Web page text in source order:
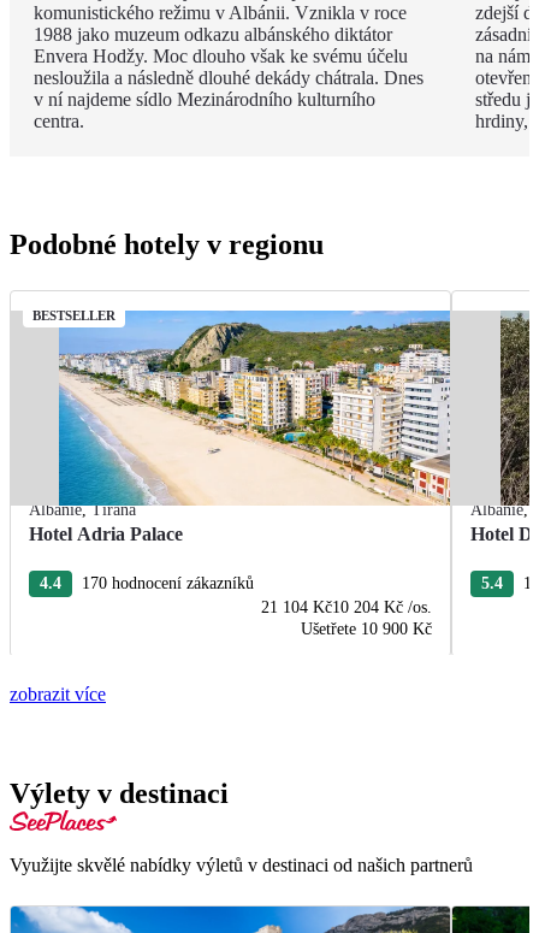
komunistického režimu v Albánii. Vznikla v roce
1988 jako muzeum odkazu albánského diktátor
Envera Hodžy. Moc dlouho však ke svému účelu
nesloužila a následně dlouhé dekády chátrala. Dnes
v ní najdeme sídlo Mezinárodního kulturního
centra.
zdejší
na
středu
hrdiny,
Podobné hotely v regionu
BESTSELLER
Albánie,Tirana
Hotel Adria Palace
4.4
170 hodnocení zákazníků
21 104 Kč10 204 Kč /os.
Ušetřete 10 900 Kč
Albánie,
Hotel
5.4
zobrazit více
Výlety v destinaci
Využijte skvělé nabídky výletů v destinaci od našich partnerů